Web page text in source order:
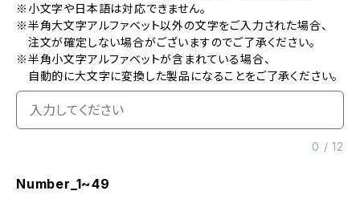
※小文字や日本語は対応できません。
※半角大文字アルファベット以外の文字をご入力された場合、
注文が確定しない場合がございますのでご了承ください。
※半角小文字アルファベットが含まれている場合、
自動的に大文字に変換した製品になることをご了承ください。
0 /12
Number_1~49